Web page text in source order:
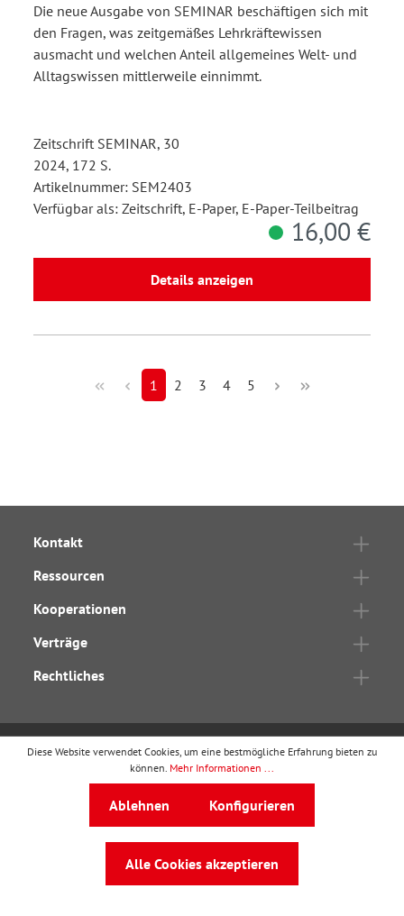
Die neue Ausgabe von SEMINAR beschäftigen sich mit
den Fragen, was zeitgemäßes Lehrkräftewissen
ausmacht und welchen Anteil allgemeines Welt- und
Alltagswissen mittlerweile einnimmt.
Zeitschrift SEMINAR, 30
2024, 172 S.
Artikelnummer: SEM2403
Verfügbar als: Zeitschrift, E-Paper, E-Paper-Teilbeitrag
16,00 €
Details anzeigen
1 2 3 4 5
Kontakt
Ressourcen
Kooperationen
Verträge
Rechtliches
wbv Publikationist ein Geschäftsbereich von
Auf dem Esch 4 · 33619 Bielefeld · Telefon
service@wbv.de
Folgen Sie uns auf:
Diese Website verwendet Cookies, um eine bestmögliche Erfahrung bieten zu
können. Mehr Informationen ...
Ablehnen Konfigurieren
Alle Cookies akzeptieren